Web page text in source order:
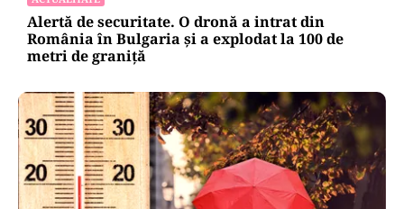
Alertă de securitate. O dronă a intrat din
România în Bulgaria şi a explodat la 100 de
metri de graniţă